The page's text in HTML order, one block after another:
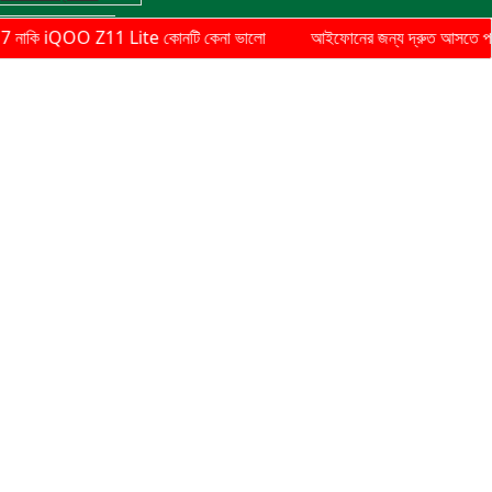
Lite কোনটি কেনা ভালো আইফোনের জন্য দ্রুত আসতে পারে iOS